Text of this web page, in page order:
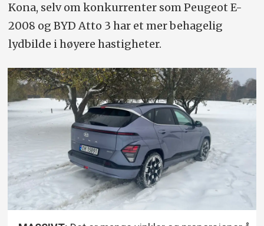
Kona, selv om konkurrenter som Peugeot E-
2008 og BYD Atto 3 har et mer behagelig
lydbilde i høyere hastigheter.